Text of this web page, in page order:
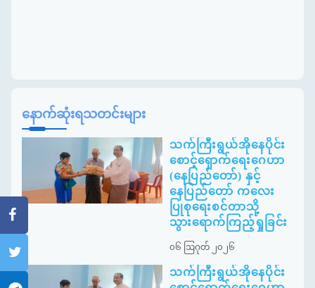
နောက်ဆုံးရသတင်းများ
သက်ကြီးရွယ်အိုနေပိုင်း
စောင့်ရှောက်ရေးဂေဟာ
(နေပြည်တော်) နှင့်
နေပြည်တော် ကလေး
ပြုစုရေးစင်တာသို့
သွားရောက်ကြည့်ရှုခြင်း
၀၆ ဩဂုတ် ၂၀၂၆
သက်ကြီးရွယ်အိုနေပိုင်း